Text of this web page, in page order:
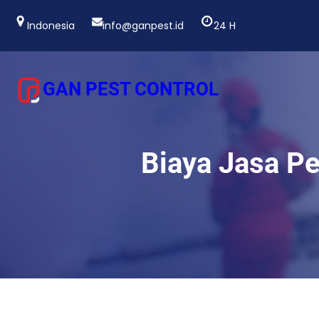
Indonesia info@ganpest.id 24 H
GAN PEST CONTROL
Biaya Jasa